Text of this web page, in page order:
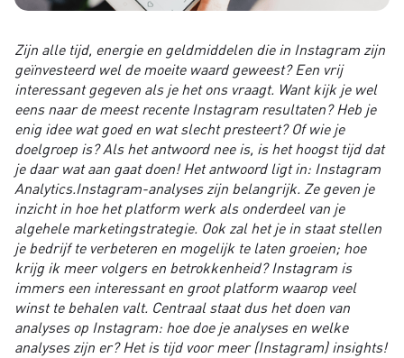
Zijn alle tijd, energie en geldmiddelen die in Instagram zijn
geïnvesteerd wel de moeite waard geweest? Een vrij
interessant gegeven als je het ons vraagt. Want kijk je wel
eens naar de meest recente Instagram resultaten? Heb je
enig idee wat goed en wat slecht presteert? Of wie je
doelgroep is? Als het antwoord nee is, is het hoogst tijd dat
je daar wat aan gaat doen! Het antwoord ligt in: Instagram
Analytics.Instagram-analyses zijn belangrijk. Ze geven je
inzicht in hoe het platform werk als onderdeel van je
algehele marketingstrategie. Ook zal het je in staat stellen
je bedrijf te verbeteren en mogelijk te laten groeien; hoe
krijg ik meer volgers en betrokkenheid? Instagram is
immers een interessant en groot platform waarop veel
winst te behalen valt. Centraal staat dus het doen van
analyses op Instagram: hoe doe je analyses en welke
analyses zijn er? Het is tijd voor meer (Instagram) insights!